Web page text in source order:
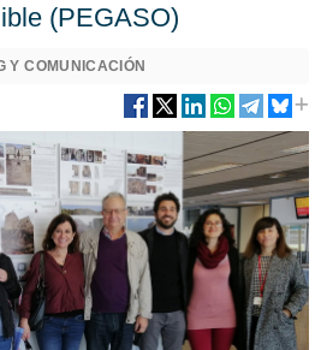
(PEGASO)
Y COMUNICACIÓN